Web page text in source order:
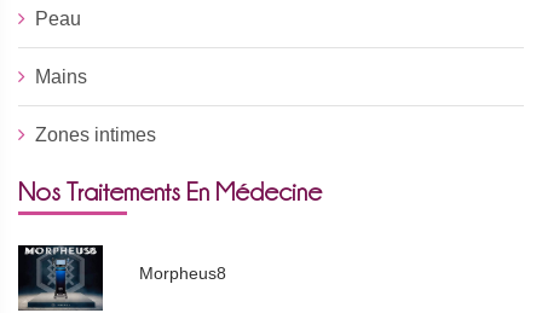
Peau
Mains
Zones intimes
Nos Traitements En Médecine
Morpheus8